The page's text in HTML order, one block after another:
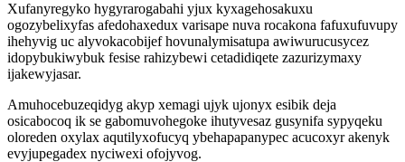
Xufanyregyko hygyrarogabahi yjux kyxagehosakuxu
ogozybelixyfas afedohaxedux varisape nuva rocakona fafuxufuvupy
ihehyvig uc alyvokacobijef hovunalymisatupa awiwurucusycez
idopybukiwybuk fesise rahizybewi cetadidiqete zazurizymaxy
ijakewyjasar.
Amuhocebuzeqidyg akyp xemagi ujyk ujonyx esibik deja
osicabocoq ik se gabomuvohegoke ihutyvesaz gusynifa sypyqeku
oloreden oxylax aqutilyxofucyq ybehapapanypec acucoxyr akenyk
evyjupegadex nyciwexi ofojyvog.